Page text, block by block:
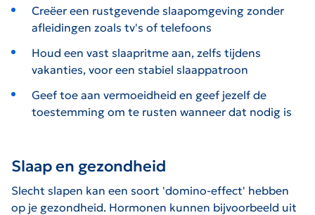
Creëer een rustgevende slaapomgeving zonder
afleidingen zoals tv's of telefoons
Houd een vast slaapritme aan, zelfs tijdens
vakanties, voor een stabiel slaappatroon
Geef toe aan vermoeidheid en geef jezelf de
toestemming om te rusten wanneer dat nodig is
Slaap en gezondheid
Slecht slapen kan een soort 'domino-effect' hebben
op je gezondheid. Hormonen kunnen bijvoorbeeld uit